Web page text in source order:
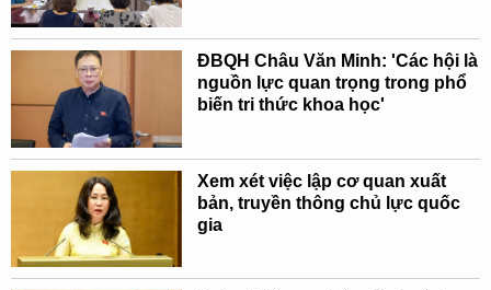
ĐBQH Châu Văn Minh: 'Các hội là
nguồn lực quan trọng trong phổ
biến tri thức khoa học'
Xem xét việc lập cơ quan xuất
bản, truyền thông chủ lực quốc
gia